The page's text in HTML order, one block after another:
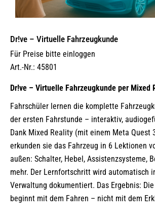
Dr!ve – Virtuelle Fahrzeugkunde
Für Preise bitte einloggen
Art.-Nr.: 45801
Dr!ve – Virtuelle Fahrzeugkunde per Mixed
Fahrschüler lernen die komplette
der ersten Fahrstunde – interaktiv,
Dank Mixed Reality (mit einem Meta Quest
erkunden sie das Fahrzeug in 6 Lektionen
außen: Schalter, Hebel, Assistenzsysteme,
mehr. Der Lernfortschritt wird automatisch
Verwaltung dokumentiert. Das Ergebnis:
beginnt mit dem Fahren – nicht mit dem